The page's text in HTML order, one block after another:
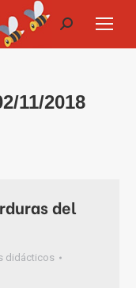
Buscar:
11/2018
del
didácticos